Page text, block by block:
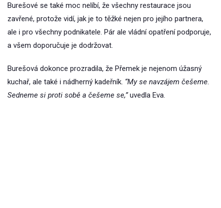
Burešové se také moc nelíbí, že všechny restaurace jsou
zavřené, protože vidí, jak je to těžké nejen pro jejího partnera,
ale i pro všechny podnikatele. Pár ale vládní opatření podporuje,
a všem doporučuje je dodržovat.
Burešová dokonce prozradila, že Přemek je nejenom úžasný
kuchař, ale také i nádherný kadeřník. “My se navzájem češeme.
Sedneme si proti sobě a češeme se,”uvedla Eva.